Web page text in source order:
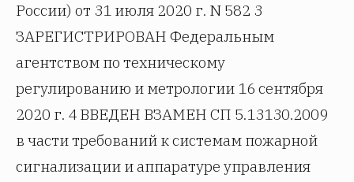
России) от 31 июля 2020 г. N 582 3
ЗАРЕГИСТРИРОВАН Федеральным
агентством по техническому
регулированию и метрологии 16 сентября
2020 г. 4 ВВЕДЕН ВЗАМЕН СП 5.13130.2009
в части требований к системам пожарной
сигнализации и аппаратуре управления